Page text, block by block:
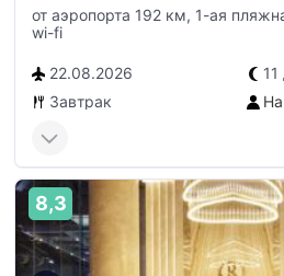
от аэропорта 192 км, 1-ая
wi-fi
22.08.2026
Завтрак
8,3